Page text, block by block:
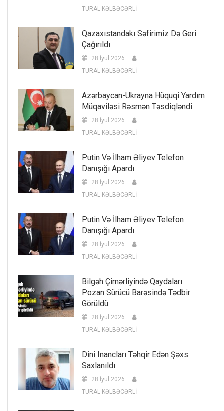
TURAL KƏLBƏCƏRLİ
Qazaxıstandakı Səfirimiz Də Geri
Çağırıldı
28 İyul 2026
TURAL KƏLBƏCƏRLİ
Azərbaycan-Ukrayna Hüquqi Yardım
Müqaviləsi Rəsmən Təsdiqləndi
28 İyul 2026
TURAL KƏLBƏCƏRLİ
Putin Və İlham Əliyev Telefon
Danışığı Apardı
28 İyul 2026
TURAL KƏLBƏCƏRLİ
Putin Və İlham Əliyev Telefon
Danışığı Apardı
28 İyul 2026
TURAL KƏLBƏCƏRLİ
Bilgəh Çimərliyində Qaydaları
Pozan Sürücü Barəsində Tədbir
Görüldü
28 İyul 2026
TURAL KƏLBƏCƏRLİ
Dini Inancları Təhqir Edən Şəxs
Saxlanıldı
28 İyul 2026
TURAL KƏLBƏCƏRLİ